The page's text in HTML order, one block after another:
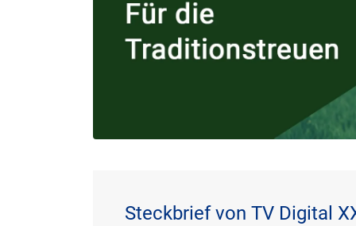
Steckbrief von TV Digital